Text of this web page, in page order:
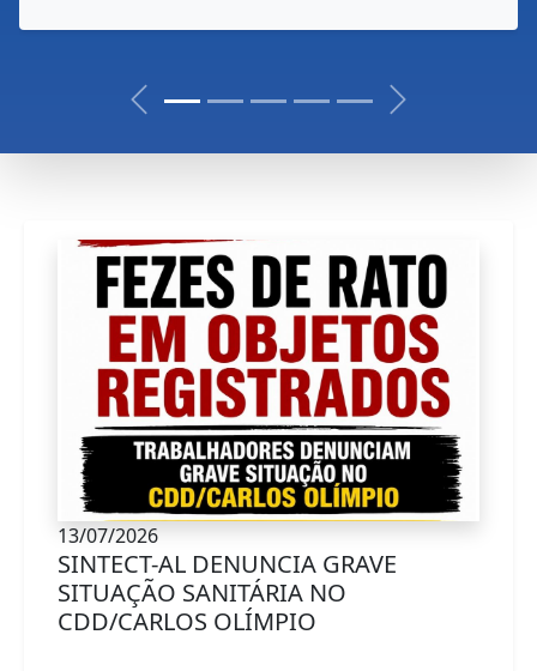
13/07/2026
SINTECT-AL DENUNCIA GRAVE
SITUAÇÃO SANITÁRIA NO
CDD/CARLOS OLÍMPIO